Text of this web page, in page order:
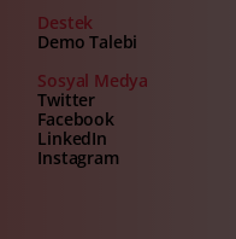
Destek
Demo Talebi
Sosyal Medya
Twitter
Facebook
LinkedIn
Instagram